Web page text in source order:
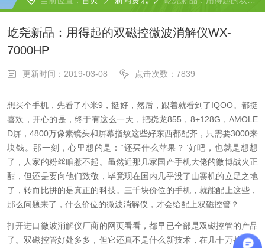
屹尧新品：用得起的双磁控微波消解仪WX-
7000HP
更新时间：2019-03-08 点击次数：7839
想买个手机，先看了小米9 ，挺好，然后，跟着就看到了IQOO。都挺
喜欢，开心的是，终于有这么一天，把骁龙855 ， 8+128G ，AMOLE
D屏， 4800万像素镜头和屏幕指纹这些好东西都配齐，只需要3000来
块钱。那一刻，心里想的是：“还买什么苹果？”好吧，也就是想想
了，人家的粉丝咱惹不起。虽然近那几家国产手机大佬的微博战火正
酣，但还是要向他们致敬，毕竟现在国内几乎没了山寨机的立足之地
了，转而比拼的是真正的科技。三千块价位的手机，就能配上这些，
那么问题来了，什么价位的微波消解仪，才会给配上双磁控管？
打开进口微波消解仪厂商的网页看看，都早已全部是双磁控管的产品
了。双磁控管好处多多，但它还真不是什么新技术，在几十万甚至十